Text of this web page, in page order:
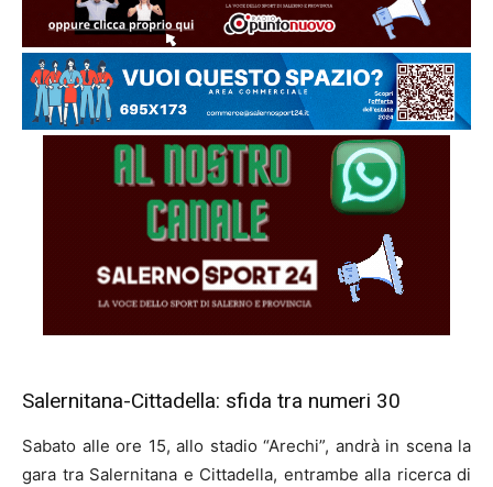
Salernitana-Cittadella: sfida tra numeri 30
Sabato alle ore 15, allo stadio “Arechi”, andrà in scena la
gara tra Salernitana e Cittadella, entrambe alla ricerca di